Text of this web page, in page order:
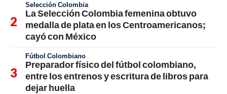
Selección Colombia
La Selección Colombia femenina obtuvo
medalla de plata en los Centroamericanos;
cayó con México
Fútbol Colombiano
Preparador físico del fútbol colombiano,
entre los entrenos y escritura de libros para
dejar huella